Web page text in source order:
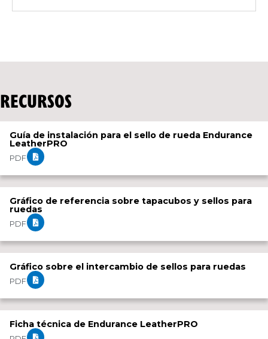
RECURSOS
Guía de instalación para el sello de rueda Endurance
LeatherPRO
PDF
Gráfico de referencia sobre tapacubos y sellos para
ruedas
PDF
Gráfico sobre el intercambio de sellos para ruedas
PDF
Ficha técnica de Endurance LeatherPRO